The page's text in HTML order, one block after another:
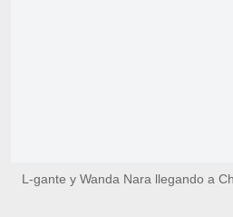
L-gante y Wanda Nara llegando a